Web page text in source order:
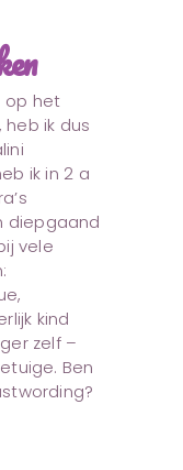
op het
heb ik dus
ik in 2 a
diepgaand
vele
kind
zelf –
Ben